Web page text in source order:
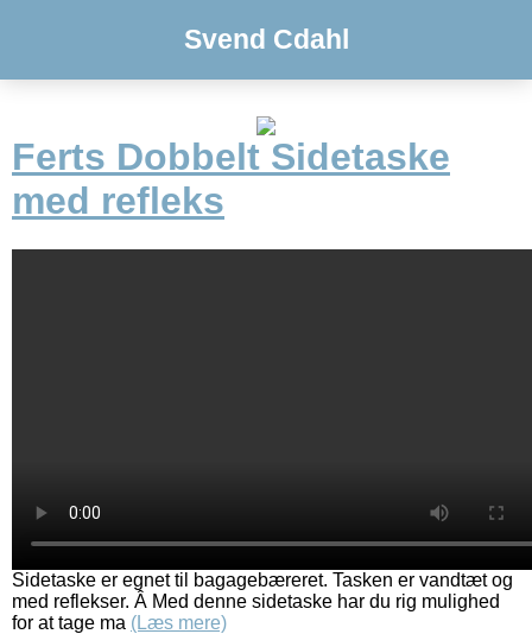
Svend Cdahl
Ferts Dobbelt Sidetaske
med refleks
Sidetaske er egnet til bagagebæreret. Tasken er vandtæt og
med reflekser. Â Med denne sidetaske har du rig mulighed
for at tage ma (Læs mere)